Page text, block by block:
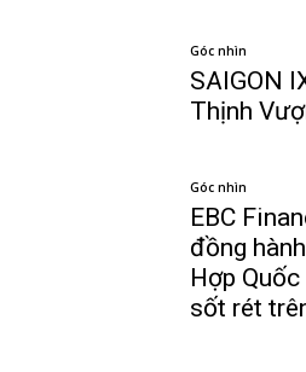
Góc nhìn
SAIGON
Thịnh
Góc nhìn
EBC
đồng
Hợp
sốt rét